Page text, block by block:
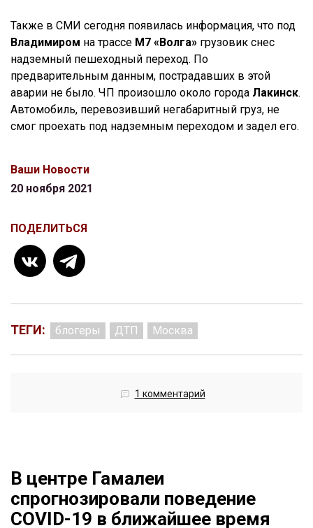
Также в СМИ сегодня появилась информация, что под
Владимиром на трассе М7 «Волга» грузовик снес
надземный пешеходный переход. По
предварительным данным, пострадавших в этой
аварии не было. ЧП произошло около города Лакинск.
Автомобиль, перевозивший негабаритный груз, не
смог проехать под надземным переходом и задел его.
Ваши Новости
20 ноября 2021
ПОДЕЛИТЬСЯ
ТЕГИ: блогеры ДТП Москва
1 комментарий
В центре Гамалеи
спрогнозировали поведение
COVID-19 в ближайшее время